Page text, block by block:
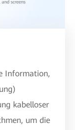
Information,
kabelloser
um die